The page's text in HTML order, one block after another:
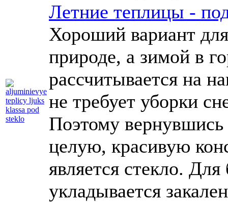
Летние теплицы -
Хороший вариант
природе, а зимой в
рассчитывается на
не требует уборки
Поэтому
целую, красивую
является стекло.
укладывается